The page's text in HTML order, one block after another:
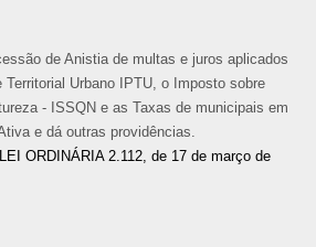
de Anistia de multas e juros aplicados
Urbano IPTU, o Imposto sobre
- ISSQN e as Taxas de municipais em
e dá outras providências.
LEI ORDINÁRIA 2.112, de 17 de março de